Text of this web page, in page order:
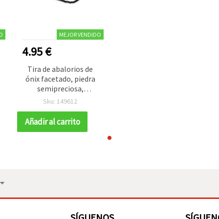
MEJOR VENDIDO
4.95 €
Tira de abalorios de
ónix facetado, piedra
semipreciosa,
redondos 2 mm, aprox.
Sku: 149612
Añadir al carrito